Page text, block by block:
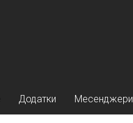
Додатки Месенджери